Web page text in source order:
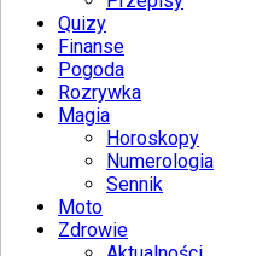
Quizy
Finanse
Pogoda
Rozrywka
Magia
Horoskopy
Numerologia
Sennik
Moto
Zdrowie